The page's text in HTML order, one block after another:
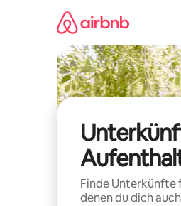
Finde Unterkünfte
denen du dich